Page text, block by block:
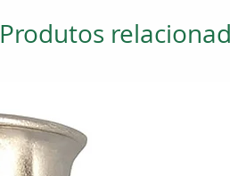
Produtos